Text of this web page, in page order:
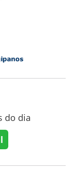
do dia